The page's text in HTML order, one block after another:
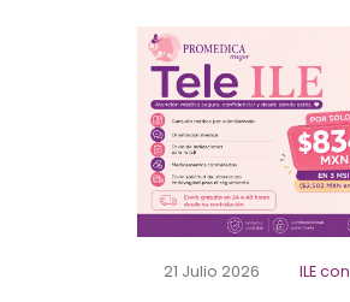
21 Julio 2026 ILE